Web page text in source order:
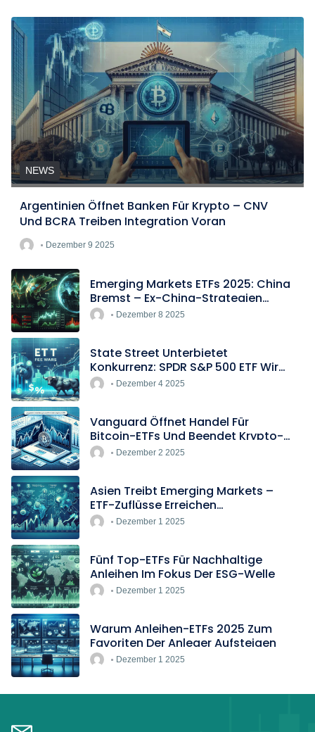
NEWS
Argentinien Öffnet Banken Für Krypto – CNV
Und BCRA Treiben Integration Voran
Dezember 9 2025
Emerging Markets ETFs 2025: China
Bremst – Ex-China-Strategien
BoomenDezember 8 2025
State Street Unterbietet
Konkurrenz: SPDR S&P 500 ETF Wird
Europas Günstigster Indextracker
Dezember 4 2025
Vanguard Öffnet Handel Für
Bitcoin-ETFs Und Beendet Krypto-
BlockadeDezember 2 2025
Asien Treibt Emerging Markets –
ETF-Zuflüsse Erreichen
Rekordtempo
Dezember 1 2025
Fünf Top-ETFs Für Nachhaltige
Anleihen Im Fokus Der ESG-Welle
Dezember 1 2025
Warum Anleihen-ETFs 2025 Zum
Favoriten Der Anleger Aufsteigen
Dezember 1 2025